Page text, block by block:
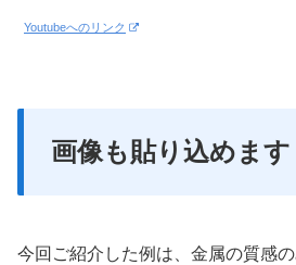
Youtubeへのリンク
画像も貼り込めます
今回ご紹介した例は、金属の質感